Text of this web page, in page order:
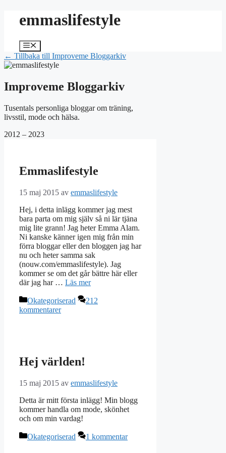
emmaslifestyle
Meny
← Tillbaka till Improveme Bloggarkiv
Improveme Bloggarkiv
Tusentals personliga bloggar om träning,
livsstil, mode och hälsa.
2012 – 2023
Emmaslifestyle
15 maj 2015 av emmaslifestyle
Hej, i detta inlägg kommer jag mest
bara parta om mig själv så ni lär tjäna
mig lite grann! Jag heter Emma Alam.
Ni kanske känner igen mig från min
förra bloggar eller den bloggen jag har
nu och heter samma sak
(nouw.com/emmaslifestyle). Jag
kommer se om det går bättre här eller
där jag har … Läs mer
Kategorier
Okategoriserad
212
kommentarer
Hej världen!
15 maj 2015 av emmaslifestyle
Detta är mitt första inlägg! Min blogg
kommer handla om mode, skönhet
och om min vardag!
Kategorier
Okategoriserad 1 kommentar